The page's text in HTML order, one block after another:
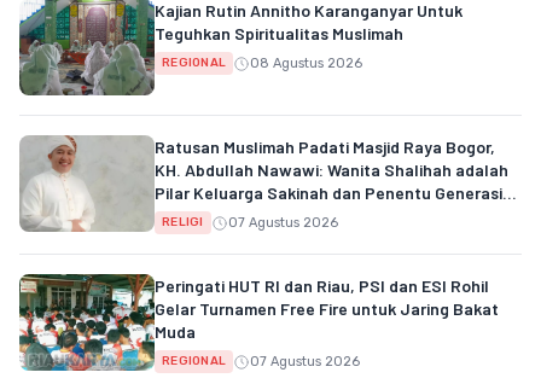
Kajian Rutin Annitho Karanganyar Untuk
Teguhkan Spiritualitas Muslimah
REGIONAL 08 Agustus 2026
Ratusan Muslimah Padati Masjid Raya Bogor,
KH. Abdullah Nawawi: Wanita Shalihah adalah
Pilar Keluarga Sakinah dan Penentu Generasi
Qur'ani
RELIGI 07 Agustus 2026
Peringati HUT RI dan Riau, PSI dan ESI Rohil
Gelar Turnamen Free Fire untuk Jaring Bakat
Muda
REGIONAL 07 Agustus 2026